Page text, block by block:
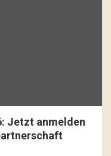
Jetzt anmelden